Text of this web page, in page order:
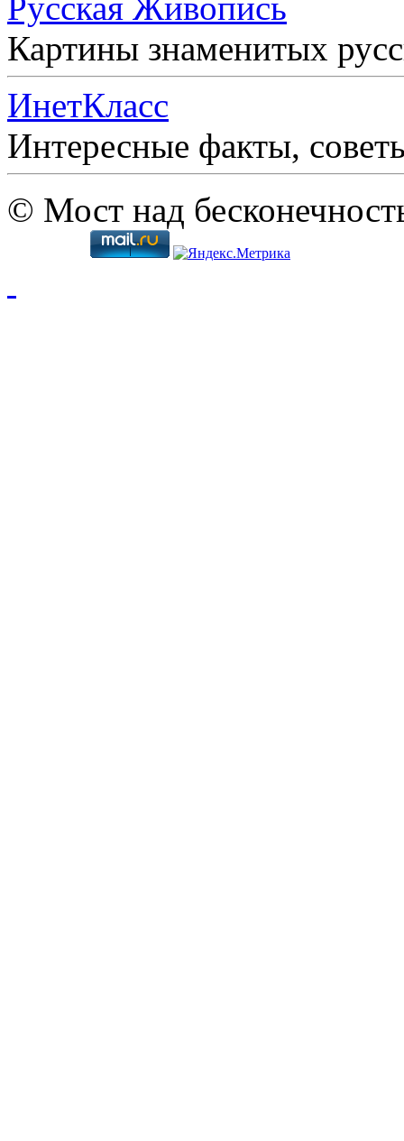
Картины знаменитых
ИнетКласс
Интересные факты,
© Мост над